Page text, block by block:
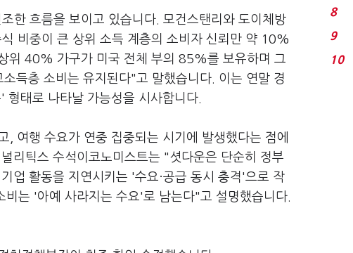
한 흐름을 보이고 있습니다. 모건스탠리와 도이체방
비중이 큰 상위 소득 계층의 소비자 신뢰만 약 10%
위 40% 가구가 미국 전체 부의 85%를 보유하며 그
득층 소비는 유지된다"고 말했습니다. 이는 연말 경
태로 나타날 가능성을 시사합니다.
여행 수요가 연중 집중되는 시기에 발생했다는 점에
리틱스 수석이코노미스트는 "셧다운은 단순히 정부
업 활동을 지연시키는 '수요·공급 동시 충격'으로 작
는 '아예 사라지는 수요'로 남는다"고 설명했습니다.
8
9
10